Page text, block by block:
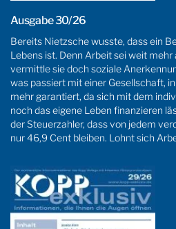
Ausgabe 30/26
Bereits Nietzsche wusste, dass ein
Lebens ist. Denn Arbeit sei weit
vermittle sie doch soziale
was passiert mit einer Gesellschaft,
mehr garantiert, da sich mit dem
noch das eigene Leben finanzieren
der Steuerzahler, dass von jedem
nur 46,9 Cent bleiben. Lohnt sich